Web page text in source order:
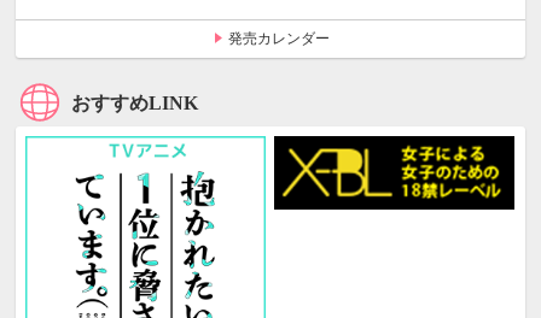
発売カレンダー
おすすめLINK